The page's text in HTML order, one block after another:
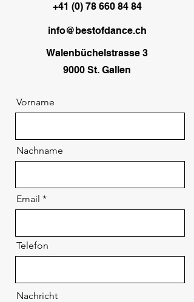
+41 (0) 78 660 84 84
info@bestofdance.ch
Walenbüchelstrasse 3
9000 St. Gallen
Vorname
Nachname
Email
Telefon
Nachricht